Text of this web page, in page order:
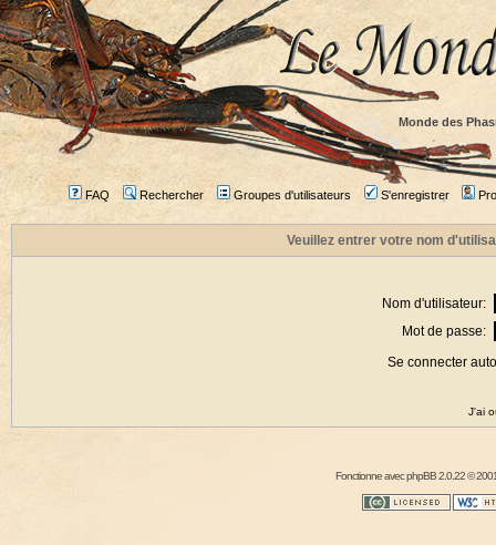
Monde des
FAQ Rechercher Groupes d'utilisateurs S'enregistrer
Veuillez entrer votre nom
Nom d'utilisateur:
Mot de passe:
Se connecter
J'ai
Fonctionne avecphpBB2.0.22 ©